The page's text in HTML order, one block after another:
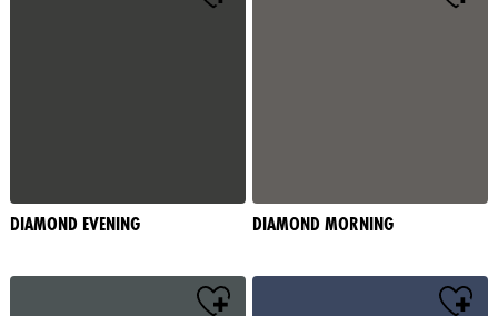
DIAMOND EVENING DIAMOND MORNING